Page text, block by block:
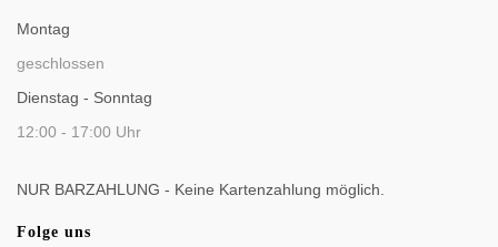
Montag
geschlossen
Dienstag - Sonntag
12:00 - 17:00 Uhr
NUR BARZAHLUNG - Keine Kartenzahlung möglich.
Folge uns